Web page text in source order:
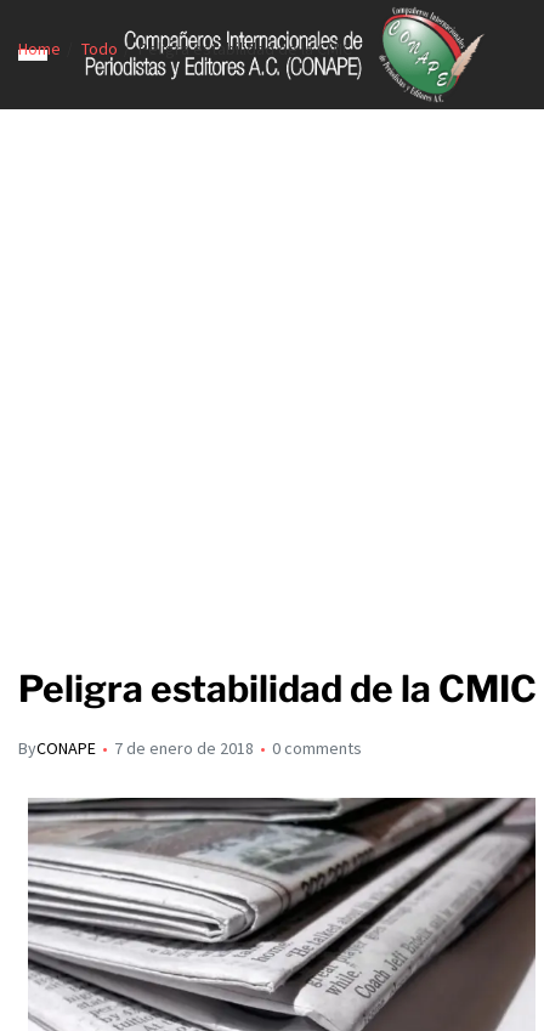
Home Todo Peligra estabilidad de la CMIC
Peligra estabilidad de la CMIC
ByCONAPE 7 de enero de 2018 0 comments